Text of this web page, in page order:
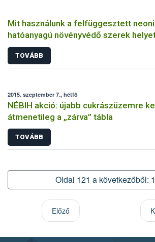
Mit használunk a felfüggesztett
hatóanyagú növényvédő szerek
TOVÁBB
2015. szeptember 7., hétfő
NÉBIH akció: újabb cukrászüzemre
átmenetileg a „zárva” tábla
TOVÁBB
Oldal 121 a következőből:
Előző